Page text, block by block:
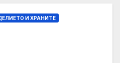
И ХРАНИТЕ